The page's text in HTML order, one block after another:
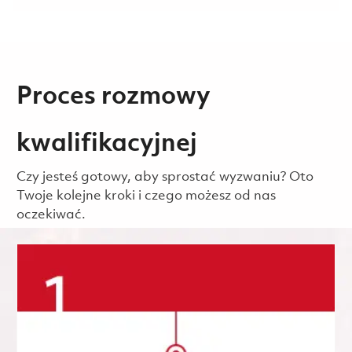
Proces rozmowy
kwalifikacyjnej
Czy jesteś gotowy, aby sprostać wyzwaniu? Oto
Twoje kolejne kroki i czego możesz od nas
oczekiwać.